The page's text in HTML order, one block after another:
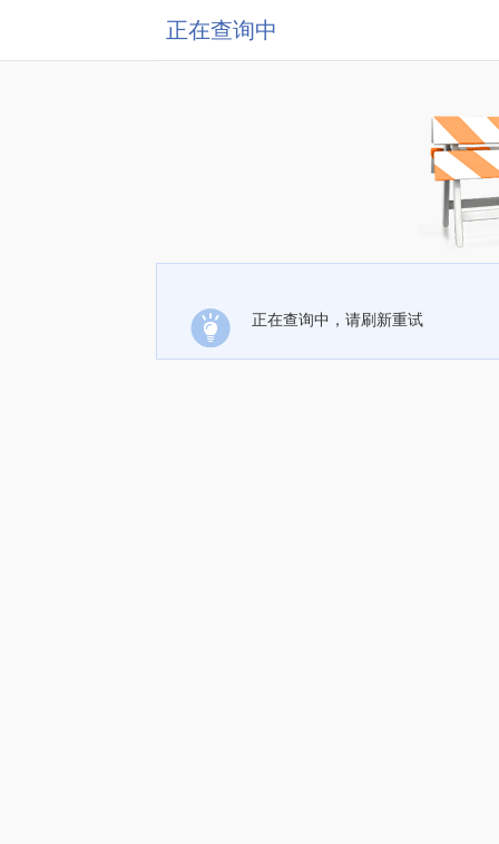
正在查询中
正在查询中，请刷新重试